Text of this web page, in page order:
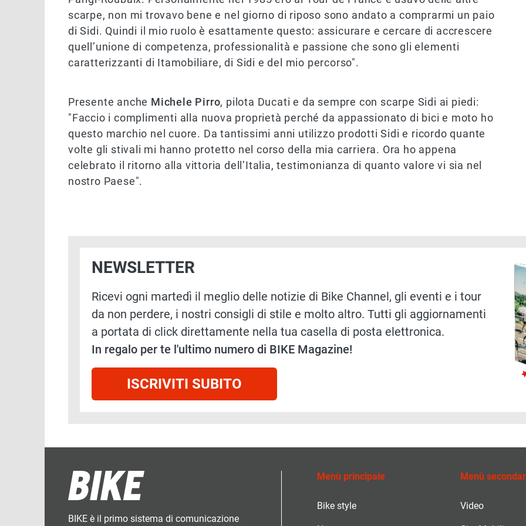
scarpe, non mi trovavo bene e nel giorno di riposo sono andato a comprarmi un paio
di Sidi. Quindi il mio ruolo è esattamente questo: assicurare e cercare di accrescere
quell’unione di competenza, professionalità e passione che sono gli elementi
caratterizzanti di Itamobiliare, di Sidi e del mio percorso".
Presente anche Michele Pirro, pilota Ducati e da sempre con scarpe Sidi ai piedi:
"Faccio i complimenti alla nuova proprietà perché da appassionato di bici e moto ho
questo marchio nel cuore. Da tantissimi anni utilizzo prodotti Sidi e ricordo quante
volte gli stivali mi hanno protetto nel corso della mia carriera. Ora ho appena
celebrato il ritorno alla vittoria dell’Italia, testimonianza di quanto valore vi sia nel
nostro Paese".
NEWSLETTER
Ricevi ogni martedì il meglio delle notizie di Bike Channel, gli eventi e i tour
da non perdere, i nostri consigli di stile e molto altro. Tutti gli aggiornamenti
a portata di click direttamente nella tua casella di posta elettronica.
In regalo per te l'ultimo numero di BIKE Magazine!
ISCRIVITI SUBITO
BIKE è il primo sistema di comunicazione
Menù principale
Bike style
Menù
Video